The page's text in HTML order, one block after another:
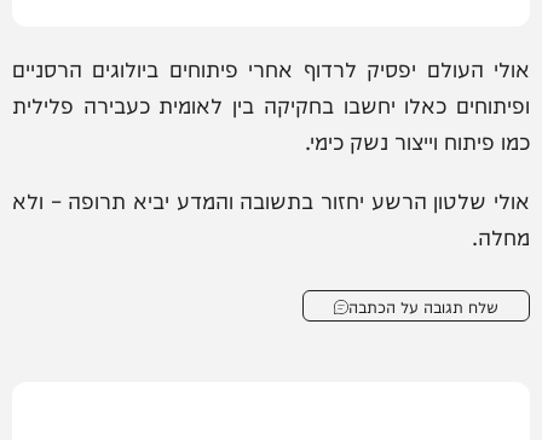
אולי העולם יפסיק לרדוף אחרי פיתוחים ביולוגים הרסניים
ופיתוחים כאלו יחשבו בחקיקה בין לאומית כעבירה פלילית
כמו פיתוח וייצור נשק כימי.
אולי שלטון הרשע יחזור בתשובה והמדע יביא תרופה – ולא
מחלה.
שלח תגובה על הכתבה